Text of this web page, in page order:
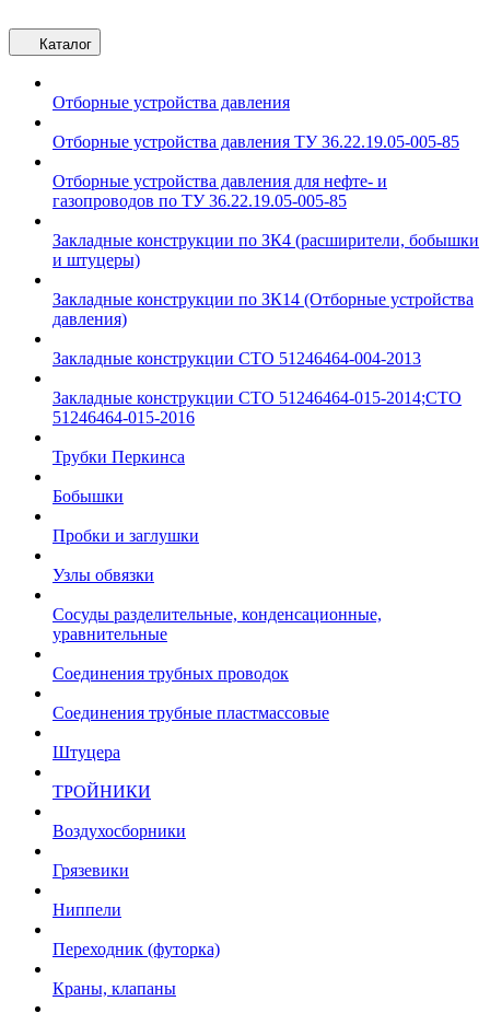
Каталог
Отборные устройства давления
Отборные устройства давления ТУ 36.22.19.05-005-85
Отборные устройства давления для нефте- и
газопроводов по ТУ 36.22.19.05-005-85
Закладные конструкции по ЗК4 (расширители, бобышки
и штуцеры)
Закладные конструкции по ЗК14 (Отборные устройства
давления)
Закладные конструкции СТО 51246464-004-2013
Закладные конструкции СТО 51246464-015-2014;СТО
51246464-015-2016
Трубки Перкинса
Бобышки
Пробки и заглушки
Узлы обвязки
Сосуды разделительные, конденсационные,
уравнительные
Соединения трубных проводок
Соединения трубные пластмассовые
Штуцера
ТРОЙНИКИ
Воздухосборники
Грязевики
Ниппели
Переходник (футорка)
Краны, клапаны